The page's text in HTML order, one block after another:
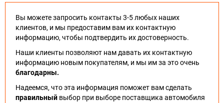
Вы можете запросить контакты 3-5 любых наших
клиентов, и мы предоставим вам их контактную
информацию, чтобы подтвердить их достоверность.
Наши клиенты позволяют нам давать их контактную
информацию новым покупателям, и мы им за это очень
благодарны.
Надеемся, что эта информация поможет вам сделать
правильный выбор при выборе поставщика автомобиля